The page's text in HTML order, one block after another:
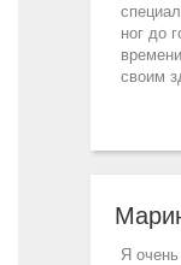
ног до
своим
Я